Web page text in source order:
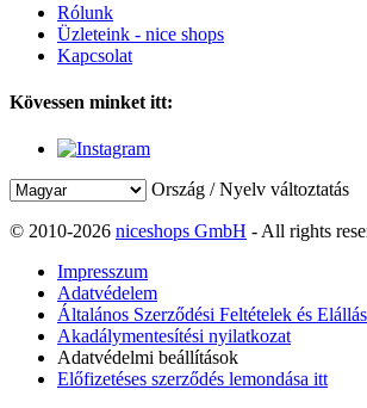
Rólunk
Üzleteink - nice shops
Kapcsolat
Kövessen minket itt:
Ország / Nyelv változtatás
© 2010-2026 niceshops GmbH - All rights
Impresszum
Adatvédelem
Általános Szerződési Feltételek és
Akadálymentesítési nyilatkozat
Adatvédelmi beállítások
Előfizetéses szerződés lemondása itt